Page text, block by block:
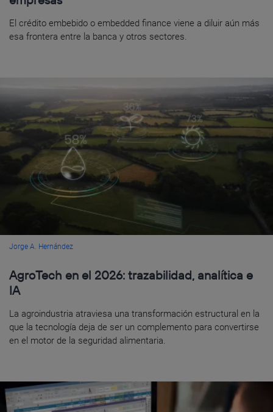
El crédito embebido o embedded finance viene a diluir aún más
esa frontera entre la banca y otros sectores.
Jorge A. Hernández
AgroTech en el 2026: trazabilidad, analítica e
IA
La agroindustria atraviesa una transformación estructural en la
que la tecnología deja de ser un complemento para convertirse
en el motor de la seguridad alimentaria.